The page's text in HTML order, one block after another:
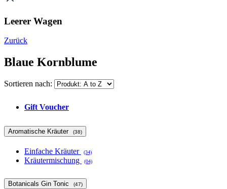
Leerer Wagen
Zurück
Blaue Kornblume
Sortieren nach:
Gift Voucher
Aromatische Kräuter (38)
Einfache Kräuter (34)
Kräutermischung (04)
Botanicals Gin Tonic (47)